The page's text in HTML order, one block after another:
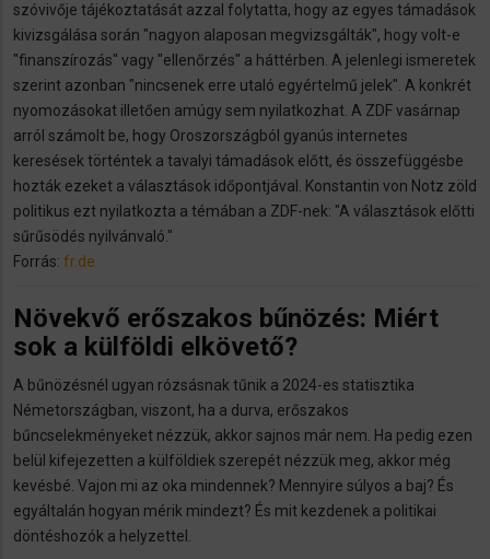
szóvivője tájékoztatását azzal folytatta, hogy az egyes támadások
kivizsgálása során "nagyon alaposan megvizsgálták", hogy volt-e
"finanszírozás" vagy "ellenőrzés" a háttérben. A jelenlegi ismeretek
szerint azonban "nincsenek erre utaló egyértelmű jelek". A konkrét
nyomozásokat illetően amúgy sem nyilatkozhat. A ZDF vasárnap
arról számolt be, hogy Oroszországból gyanús internetes
keresések történtek a tavalyi támadások előtt, és összefüggésbe
hozták ezeket a választások időpontjával. Konstantin von Notz zöld
politikus ezt nyilatkozta a témában a ZDF-nek: "A választások előtti
sűrűsödés nyilvánvaló."
Forrás: fr.de
Növekvő erőszakos bűnözés: Miért
sok a külföldi elkövető?
A bűnözésnél ugyan rózsásnak tűnik a 2024-es statisztika
Németországban, viszont, ha a durva, erőszakos
bűncselekményeket nézzük, akkor sajnos már nem. Ha pedig ezen
belül kifejezetten a külföldiek szerepét nézzük meg, akkor még
kevésbé. Vajon mi az oka mindennek? Mennyire súlyos a baj? És
egyáltalán hogyan mérik mindezt? És mit kezdenek a politikai
döntéshozók a helyzettel.